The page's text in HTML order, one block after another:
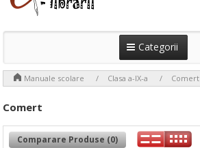
Categorii
Manuale scolare Clasa a-IX-a Comert
Comert
Comparare Produse (0)